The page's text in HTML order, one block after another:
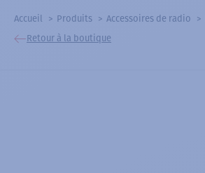
Accueil Produits Accessoires de radio
Retour à la boutique